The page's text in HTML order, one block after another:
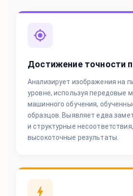
Достижение точности
Анализирует изображения на
уровне, используя передовые
машинного обучения,
образцов. Выявляет едва
и структурные
высокоточные результаты.